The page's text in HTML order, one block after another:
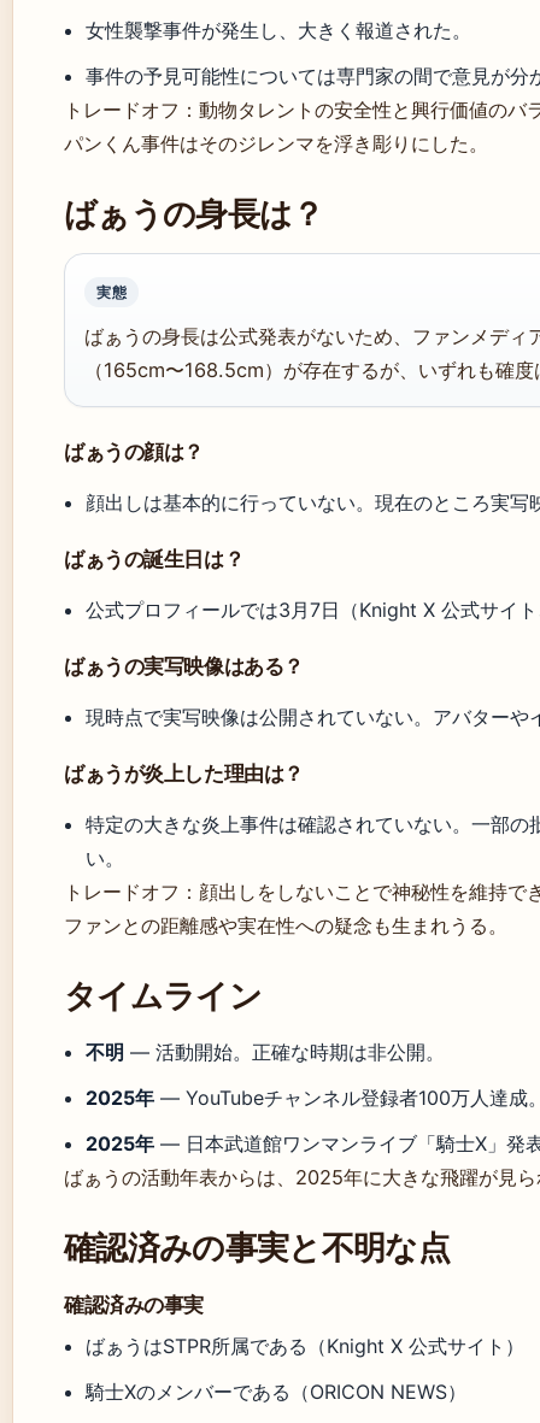
女性襲撃事件が発生し、大きく報道された。
事件の予見可能性については専門家の間で意見が分
トレードオフ：動物タレントの安全性と興行価値のバ
パンくん事件はそのジレンマを浮き彫りにした。
ばぁうの身長は？
実態
ばぁうの身長は公式発表がないため、ファンメデ
（165cm〜168.5cm）が存在するが、いずれも確
ばぁうの顔は？
顔出しは基本的に行っていない。現在のところ実写
ばぁうの誕生日は？
公式プロフィールでは3月7日（Knight X 公式サイ
ばぁうの実写映像はある？
現時点で実写映像は公開されていない。アバターや
ばぁうが炎上した理由は？
特定の大きな炎上事件は確認されていない。一部
い。
トレードオフ：顔出しをしないことで神秘性を維持で
ファンとの距離感や実在性への疑念も生まれうる。
タイムライン
不明 — 活動開始。正確な時期は非公開。
2025年 — YouTubeチャンネル登録者100万人達成
2025年 — 日本武道館ワンマンライブ「騎士X」発
ばぁうの活動年表からは、2025年に大きな飛躍が見
確認済みの事実と不明な点
確認済みの事実
ばぁうはSTPR所属である（Knight X 公式サイト）
騎士Xのメンバーである（ORICON NEWS）